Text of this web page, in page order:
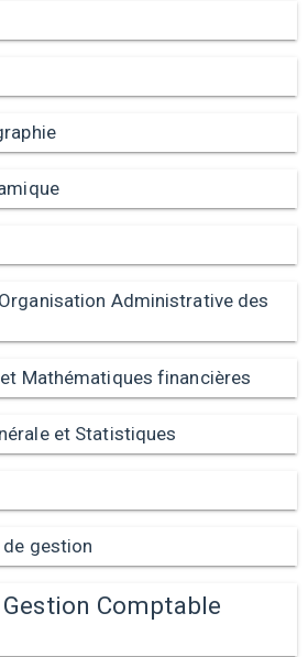
Administrative des
Mathématiques financières
et Statistiques
gestion
Comptable